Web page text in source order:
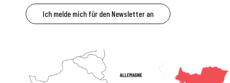
Ich melde mich für den Newsletter an